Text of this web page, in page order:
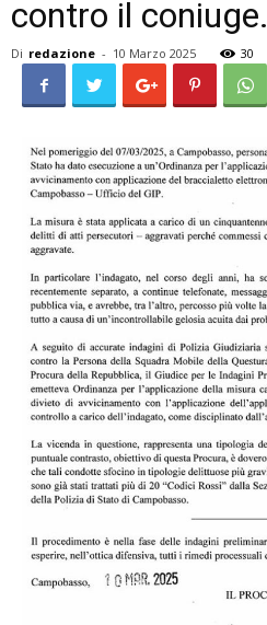
contro il coniuge.
Di redazione - 10 Marzo 2025 30